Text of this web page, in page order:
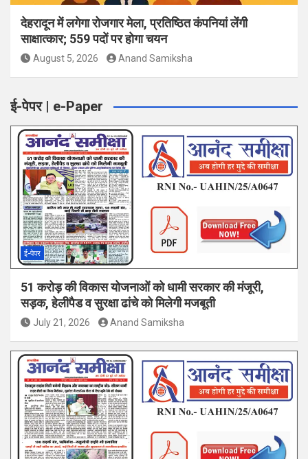
देहरादून में लगेगा रोजगार मेला, प्रतिष्ठित कंपनियां लेंगी
साक्षात्कार; 559 पदों पर होगा चयन
August 5, 2026 Anand Samiksha
ई-पेपर | e-Paper
ई-पेपर
51 करोड़ की विकास योजनाओं को धामी सरकार की मंजूरी,
सड़क, हेलीपैड व सुरक्षा ढांचे को मिलेगी मजबूती
July 21, 2026 Anand Samiksha